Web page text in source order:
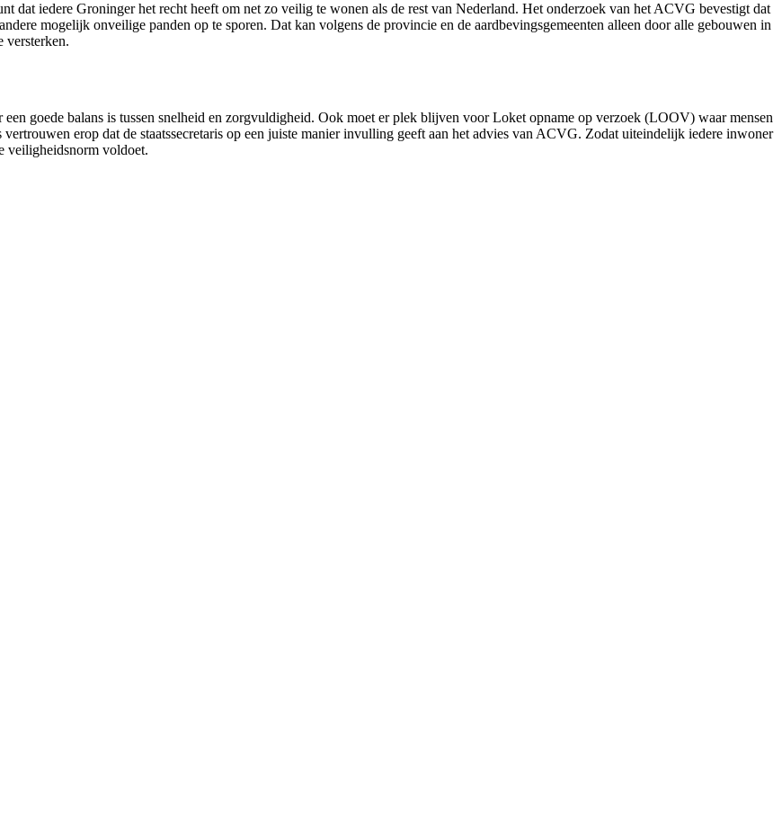
dat iedere Groninger het recht heeft om net zo veilig te wonen als de rest van Nederland. Het onderzoek van het ACVG bevestigt dat
mogelijk onveilige panden op te sporen. Dat kan volgens de provincie en de aardbevingsgemeenten alleen door alle gebouwen in
versterken.
goede balans is tussen snelheid en zorgvuldigheid. Ook moet er plek blijven voor Loket opname op verzoek (LOOV) waar mensen
erop dat de staatssecretaris op een juiste manier invulling geeft aan het advies van ACVG. Zodat uiteindelijk iedere inwoner
veiligheidsnorm voldoet.